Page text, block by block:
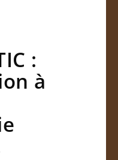
:
à